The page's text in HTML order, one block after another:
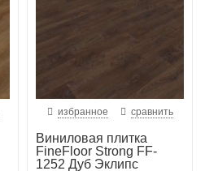
избранное сравнить
Виниловая плитка
FineFloor Strong FF-
1252 Дуб Эклипс